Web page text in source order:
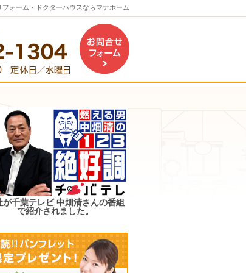
ォーム・ドクターハウスならマナホーム
が千葉テレビ 中畑清さんの番組
で紹介されました。